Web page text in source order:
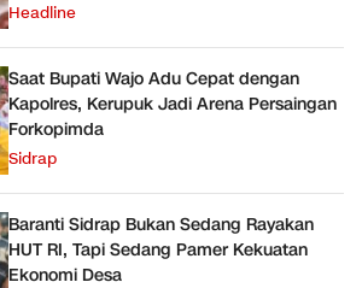
Headline
Saat Bupati Wajo Adu Cepat dengan
Kapolres, Kerupuk Jadi Arena Persaingan
Forkopimda
Sidrap
Baranti Sidrap Bukan Sedang Rayakan
HUT RI, Tapi Sedang Pamer Kekuatan
Ekonomi Desa